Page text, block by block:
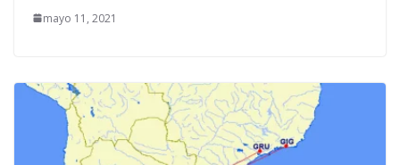
mayo 11, 2021